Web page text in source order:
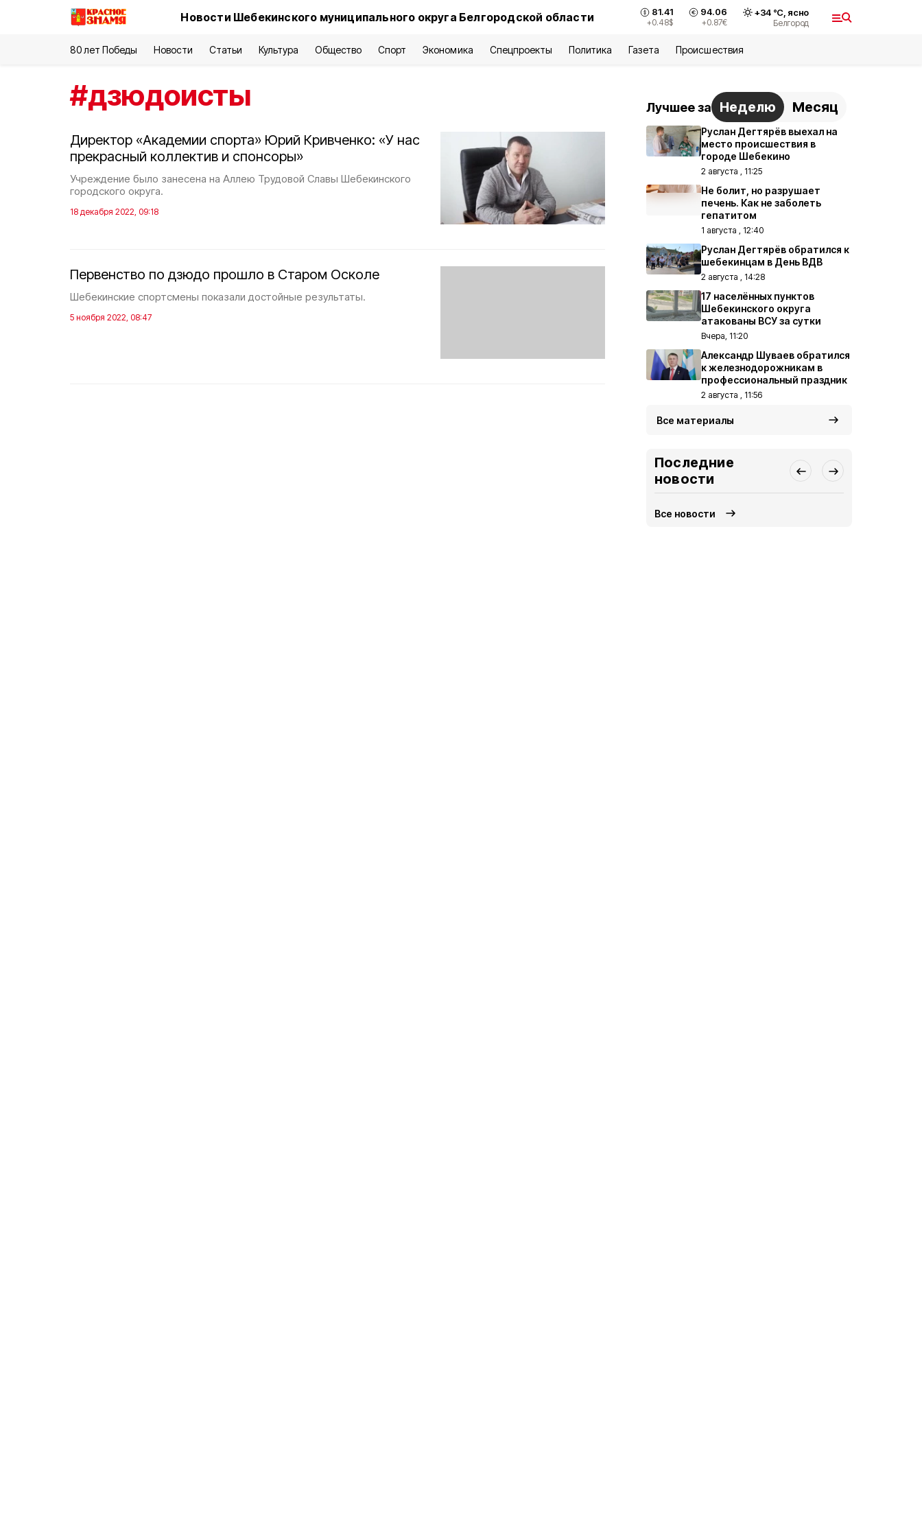
Новости Шебекинского муниципального округа Белгородской области 81.41
+0.48$
94.06
+0.87€
+34°С, ясно
Белгород
80 лет Победы Новости Статьи Культура Общество Спорт Экономика Спецпроекты Политика Газета Происшествия
#дзюдоисты
Директор «Академии спорта» Юрий Кривченко: «У нас
прекрасный коллектив и спонсоры»
Учреждение было занесена на Аллею Трудовой Славы Шебекинского
городского округа.
18 декабря 2022, 09:18
Первенство по дзюдо прошло в Старом Осколе
Шебекинские спортсмены показали достойные результаты.
5 ноября 2022, 08:47
Лучшее за Неделю Месяц
Руслан Дегтярёв выехал на
место происшествия в
городе Шебекино
2 августа , 11:25
Не болит, но разрушает
печень. Как не заболеть
гепатитом
1 августа , 12:40
Руслан Дегтярёв обратился к
шебекинцам в День ВДВ
2 августа , 14:28
17 населённых пунктов
Шебекинского округа
атакованы ВСУ за сутки
Вчера, 11:20
Александр Шуваев обратился
к железнодорожникам в
профессиональный праздник
2 августа , 11:56
Все материалы
Последние
новости
Все новости